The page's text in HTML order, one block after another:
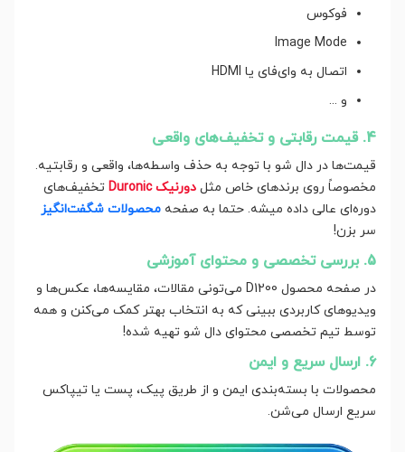
فوکوس
Image Mode
اتصال به وای‌فای یا HDMI
و ...
4. قیمت رقابتی و تخفیف‌های واقعی
قیمت‌ها در دال شو با توجه به حذف واسطه‌ها، واقعی و رقابتیه.
مخصوصاً روی برندهای خاص مثل دورنیک Duronic
تخفیف‌های
دوره‌ای عالی داده میشه. حتما به صفحه محصولات شگفت‌انگیز
سر بزن!
5. بررسی تخصصی و محتوای آموزشی
در صفحه محصول D1200 می‌تونی مقالات، مقایسه‌ها، عکس‌ها و
ویدیوهای کاربردی ببینی که به انتخاب بهتر کمک می‌کنن و همه
توسط تیم تخصصی محتوای دال شو تهیه شده!
6. ارسال سریع و ایمن
محصولات با بسته‌بندی ایمن و از طریق پیک، پست یا تیپاکس
سریع ارسال می‌شن.